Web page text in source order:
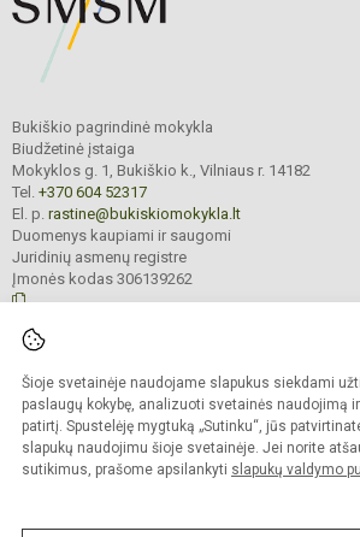
Šioje svetainėje naudojame slapukus siekdami
paslaugų kokybę, analizuoti svetainės naudojimą
patirtį. Spustelėję mygtuką „Sutinku“, jūs
slapukų naudojimu šioje svetainėje. Jei norite
sutikimus, prašome apsilankyti slapukų valdymo
Bukiškio pagrindinė mokykla
Biudžetinė įstaiga
Mokyklos g. 1, Bukiškio k., Vilniaus r. 14182
Tel. +370 604 52317
El. p. rastine@bukiskiomokykla.lt
Duomenys kaupiami ir saugomi
Juridinių asmenų registre
Įmonės kodas 306139262
Kopijuoti turinį be raštiško Bukiškio pagrindinės
sutikimo griežtai draudžiama.
Prieinamumo paraiška Slapukų
Sumanus būdas atnaujinti